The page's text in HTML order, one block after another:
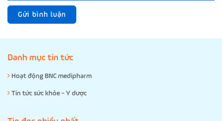
Gửi bình luận
Danh mục tin tức
Hoạt động BNC medipharm
Tin tức sức khỏe - Y dược